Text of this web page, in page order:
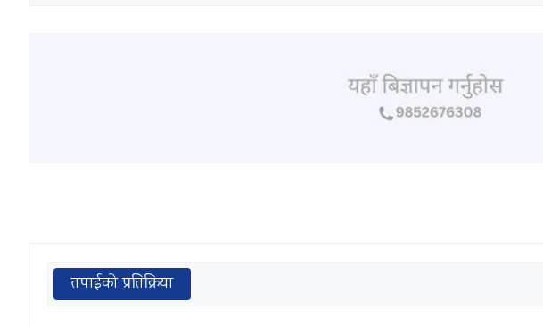
तपाईको प्रतिक्रिया